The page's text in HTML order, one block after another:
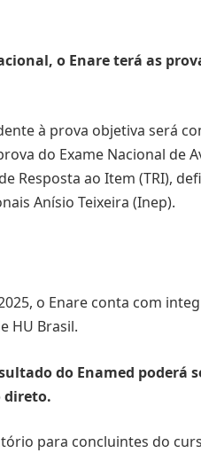
o Enare terá as
à prova objetiva será
do Exame Nacional de
Resposta ao Item (TRI),
Anísio Teixeira (Inep).
o Enare conta com
HU Brasil.
do Enamed poderá
direto.
para concluintes do